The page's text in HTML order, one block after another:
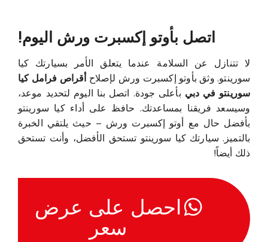
اتصل بأوتو إكسبرت ورش اليوم!
لا تتنازل عن السلامة عندما يتعلق الأمر بسيارتك كيا
سورينتو. وثق بأوتو إكسبرت ورش لإصلاح أقراص فرامل كيا
سورينتو في دبي بأعلى جودة. اتصل بنا اليوم لتحديد موعد،
وسيسعد فريقنا بمساعدتك. حافظ على أداء كيا سورينتو
بأفضل حال مع أوتو إكسبرت ورش – حيث يلتقي الخبرة
بالتميز. سيارتك كيا سورينتو تستحق الأفضل، وأنت تستحق
ذلك أيضاً!
احصل على عرض
سعر